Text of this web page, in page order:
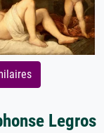
Legros